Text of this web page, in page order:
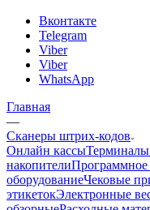
Вконтакте
Telegram
Viber
Viber
WhatsApp
Главная
—
Сканеры штрих-кодов
Онлайн кассы
накопителиПрограммное
оборудованиеЧековые
этикетокЭлектронные